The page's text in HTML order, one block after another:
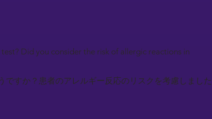
Did you consider the risk of allergic reactions in
ですか？患者のアレルギー反応のリスクを考慮しました